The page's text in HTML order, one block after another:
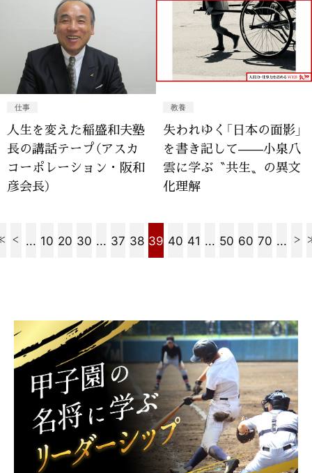
仕事
人生を変えた稲盛和夫塾
長の講話テープ（アスカ
コーポレーション・阪和
彦会長）
教養
失われゆく「日本の面影」
を書き記して——小泉八
雲に学ぶ〝共生〟の異文
化理解
... 10 20 30 ... 37 38 39 40 41 ... 50 60 70 ...